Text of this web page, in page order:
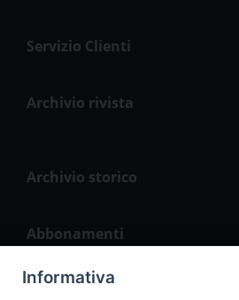
Servizio Clienti
Archivio rivista
Archivio storico
Abbonamenti
Informativa